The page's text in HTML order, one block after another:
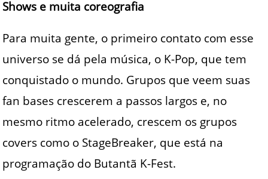
Shows e muita coreografia
Para muita gente, o primeiro contato com esse
universo se dá pela música, o K-Pop, que tem
conquistado o mundo. Grupos que veem suas
fan bases crescerem a passos largos e, no
mesmo ritmo acelerado, crescem os grupos
covers como o StageBreaker, que está na
programação do Butantã K-Fest.